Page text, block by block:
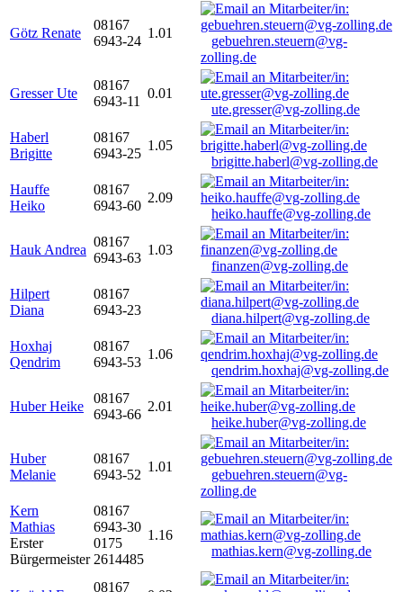
Götz Renate
08167
6943-24
1.01
gebuehren.steuern@vg-
zolling.de
Gresser Ute
08167
6943-11
0.01
ute.gresser@vg-zolling.de
Haberl
Brigitte
08167
6943-25
1.05
brigitte.haberl@vg-zolling.de
Hauffe
Heiko
08167
6943-60
2.09
heiko.hauffe@vg-zolling.de
Hauk Andrea
08167
6943-63
1.03
finanzen@vg-zolling.de
Hilpert
Diana
08167
6943-23
diana.hilpert@vg-zolling.de
Hoxhaj
Qendrim
08167
6943-53
1.06
qendrim.hoxhaj@vg-zolling.de
Huber Heike
08167
6943-66
2.01
heike.huber@vg-zolling.de
Huber
Melanie
08167
6943-52
1.01
gebuehren.steuern@vg-
zolling.de
Kern
Mathias
Erster
Bürgermeister
08167
6943-30
0175
2614485
1.16
mathias.kern@vg-zolling.de
08167